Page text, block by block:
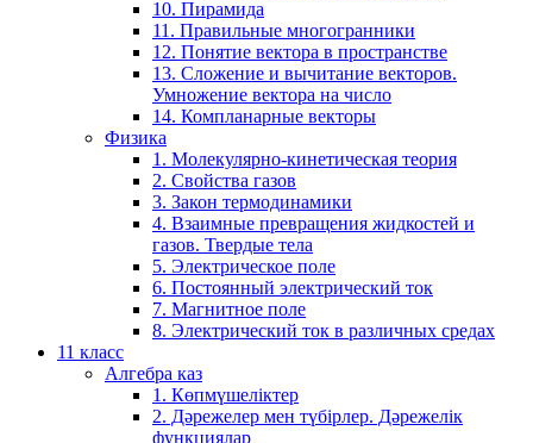
10. Пирамида
11. Правильные многогранники
12. Понятие вектора в пространстве
13. Сложение и вычитание векторов.
Умножение вектора на число
14. Компланарные векторы
Физика
1. Молекулярно-кинетическая теория
2. Свойства газов
3. Закон термодинамики
4. Взаимные превращения жидкостей и
газов. Твердые тела
5. Электрическое поле
6. Постоянный электрический ток
7. Магнитное поле
8. Электрический ток в различных средах
11 класс
Алгебра каз
1. Көпмүшеліктер
2. Дәрежелер мен түбірлер. Дәрежелік
функциялар